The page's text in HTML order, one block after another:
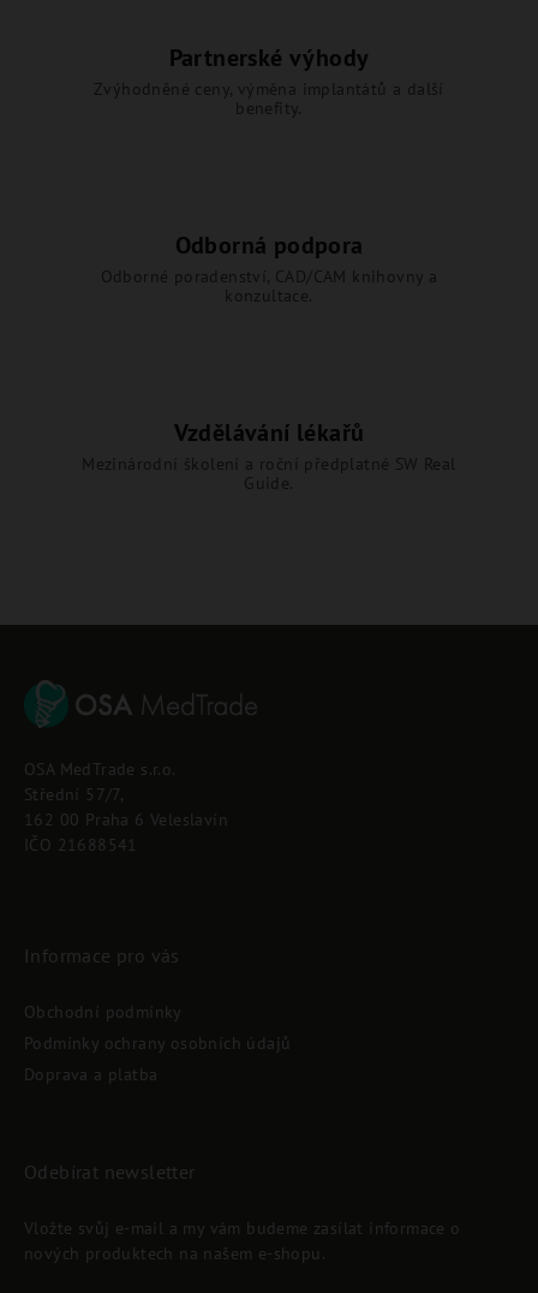
ý
p
i
Partnerské výhody
Zvýhodněné ceny, výměna implantátů a další
benefity.
Odborná podpora
Odborné poradenství, CAD/CAM knihovny a
konzultace.
Vzdělávání lékařů
Mezinárodní školení a roční předplatné SW Real
Guide.
OSA MedTrade s.r.o.
Střední 57/7,
162 00 Praha 6 Veleslavín
IČO 21688541
Informace pro vás
Obchodní podmínky
Podmínky ochrany osobních údajů
Doprava a platba
Odebírat newsletter
Vložte svůj e-mail a my vám budeme zasílat informace o
nových produktech na našem e-shopu.